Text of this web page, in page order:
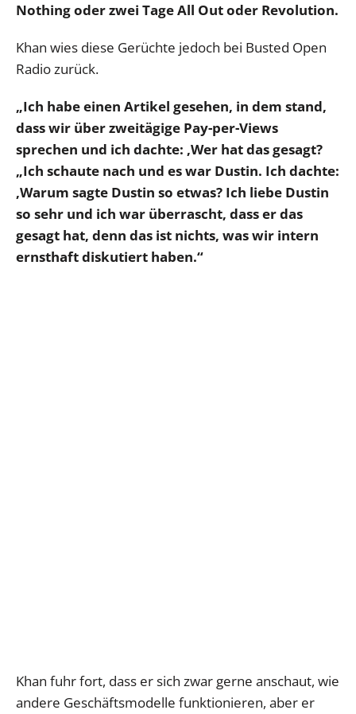
Nothing oder zwei Tage All Out oder Revolution.
Khan wies diese Gerüchte jedoch bei Busted Open
Radio zurück.
„Ich habe einen Artikel gesehen, in dem stand,
dass wir über zweitägige Pay-per-Views
sprechen und ich dachte: ‚Wer hat das gesagt?
„Ich schaute nach und es war Dustin. Ich dachte:
‚Warum sagte Dustin so etwas? Ich liebe Dustin
so sehr und ich war überrascht, dass er das
gesagt hat, denn das ist nichts, was wir intern
ernsthaft diskutiert haben.“
Khan fuhr fort, dass er sich zwar gerne anschaut, wie
andere Geschäftsmodelle funktionieren, aber er